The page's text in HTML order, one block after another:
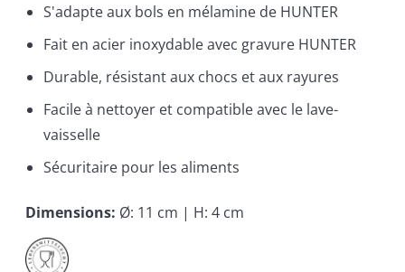
S'adapte aux bols en mélamine de HUNTER
Fait en acier inoxydable avec gravure HUNTER
Durable, résistant aux chocs et aux rayures
Facile à nettoyer et compatible avec le lave-
vaisselle
Sécuritaire pour les aliments
Dimensions: Ø: 11 cm | H: 4 cm